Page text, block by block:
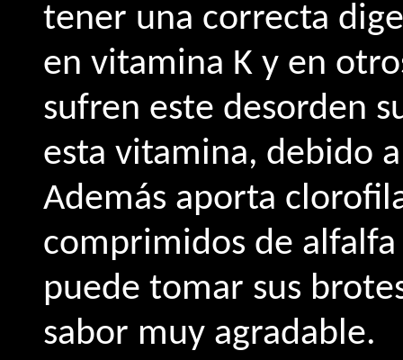
tener una correcta
en vitamina K y en
sufren este desorden
esta vitamina, debido
Además aporta
comprimidos de
puede tomar sus
sabor muy agradable.